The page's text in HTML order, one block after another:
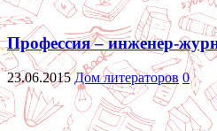
Профессия – инженер-
23.06.2015 Дом литераторов 0